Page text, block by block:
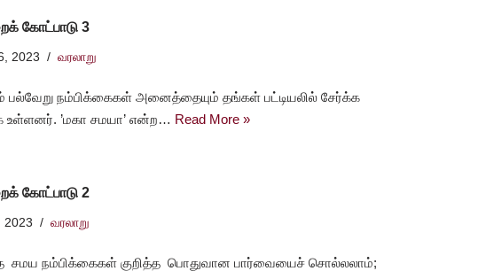
கோட்பாடு 3
2023 வரலாறு
பல்வேறு நம்பிக்கைகள் அனைத்தையும் தங்கள் பட்டியலில் சேர்க்க
உள்ளனர். ’மகா சமயா’ என்ற… Read More »
கோட்பாடு 2
2023 வரலாறு
நம்பிக்கைகள் குறித்த பொதுவான பார்வையைச் சொல்லலாம்;